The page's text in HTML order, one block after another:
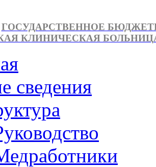
ГОСУДАРСТВЕННОЕ
КЛИНИЧЕСКАЯ
сведения